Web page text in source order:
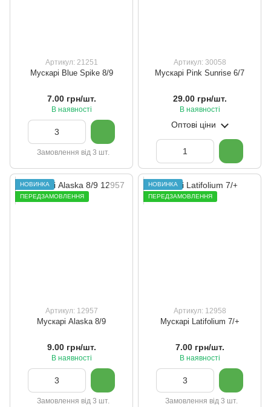
Артикул: 21251
Мускарі Blue Spike 8/9
7.00 грн/шт.
В наявності
Замовлення від 3 шт.
Артикул: 30058
Мускарі Pink Sunrise 6/7
29.00 грн/шт.
В наявності
Оптові ціни
НОВИНКА
ПЕРЕДЗАМОВЛЕННЯ
Артикул: 12957
Мускарі Alaska 8/9
9.00 грн/шт.
В наявності
Замовлення від 3 шт.
НОВИНКА
ПЕРЕДЗАМОВЛЕННЯ
Артикул: 12958
Мускарі Latifolium 7/+
7.00 грн/шт.
В наявності
Замовлення від 3 шт.